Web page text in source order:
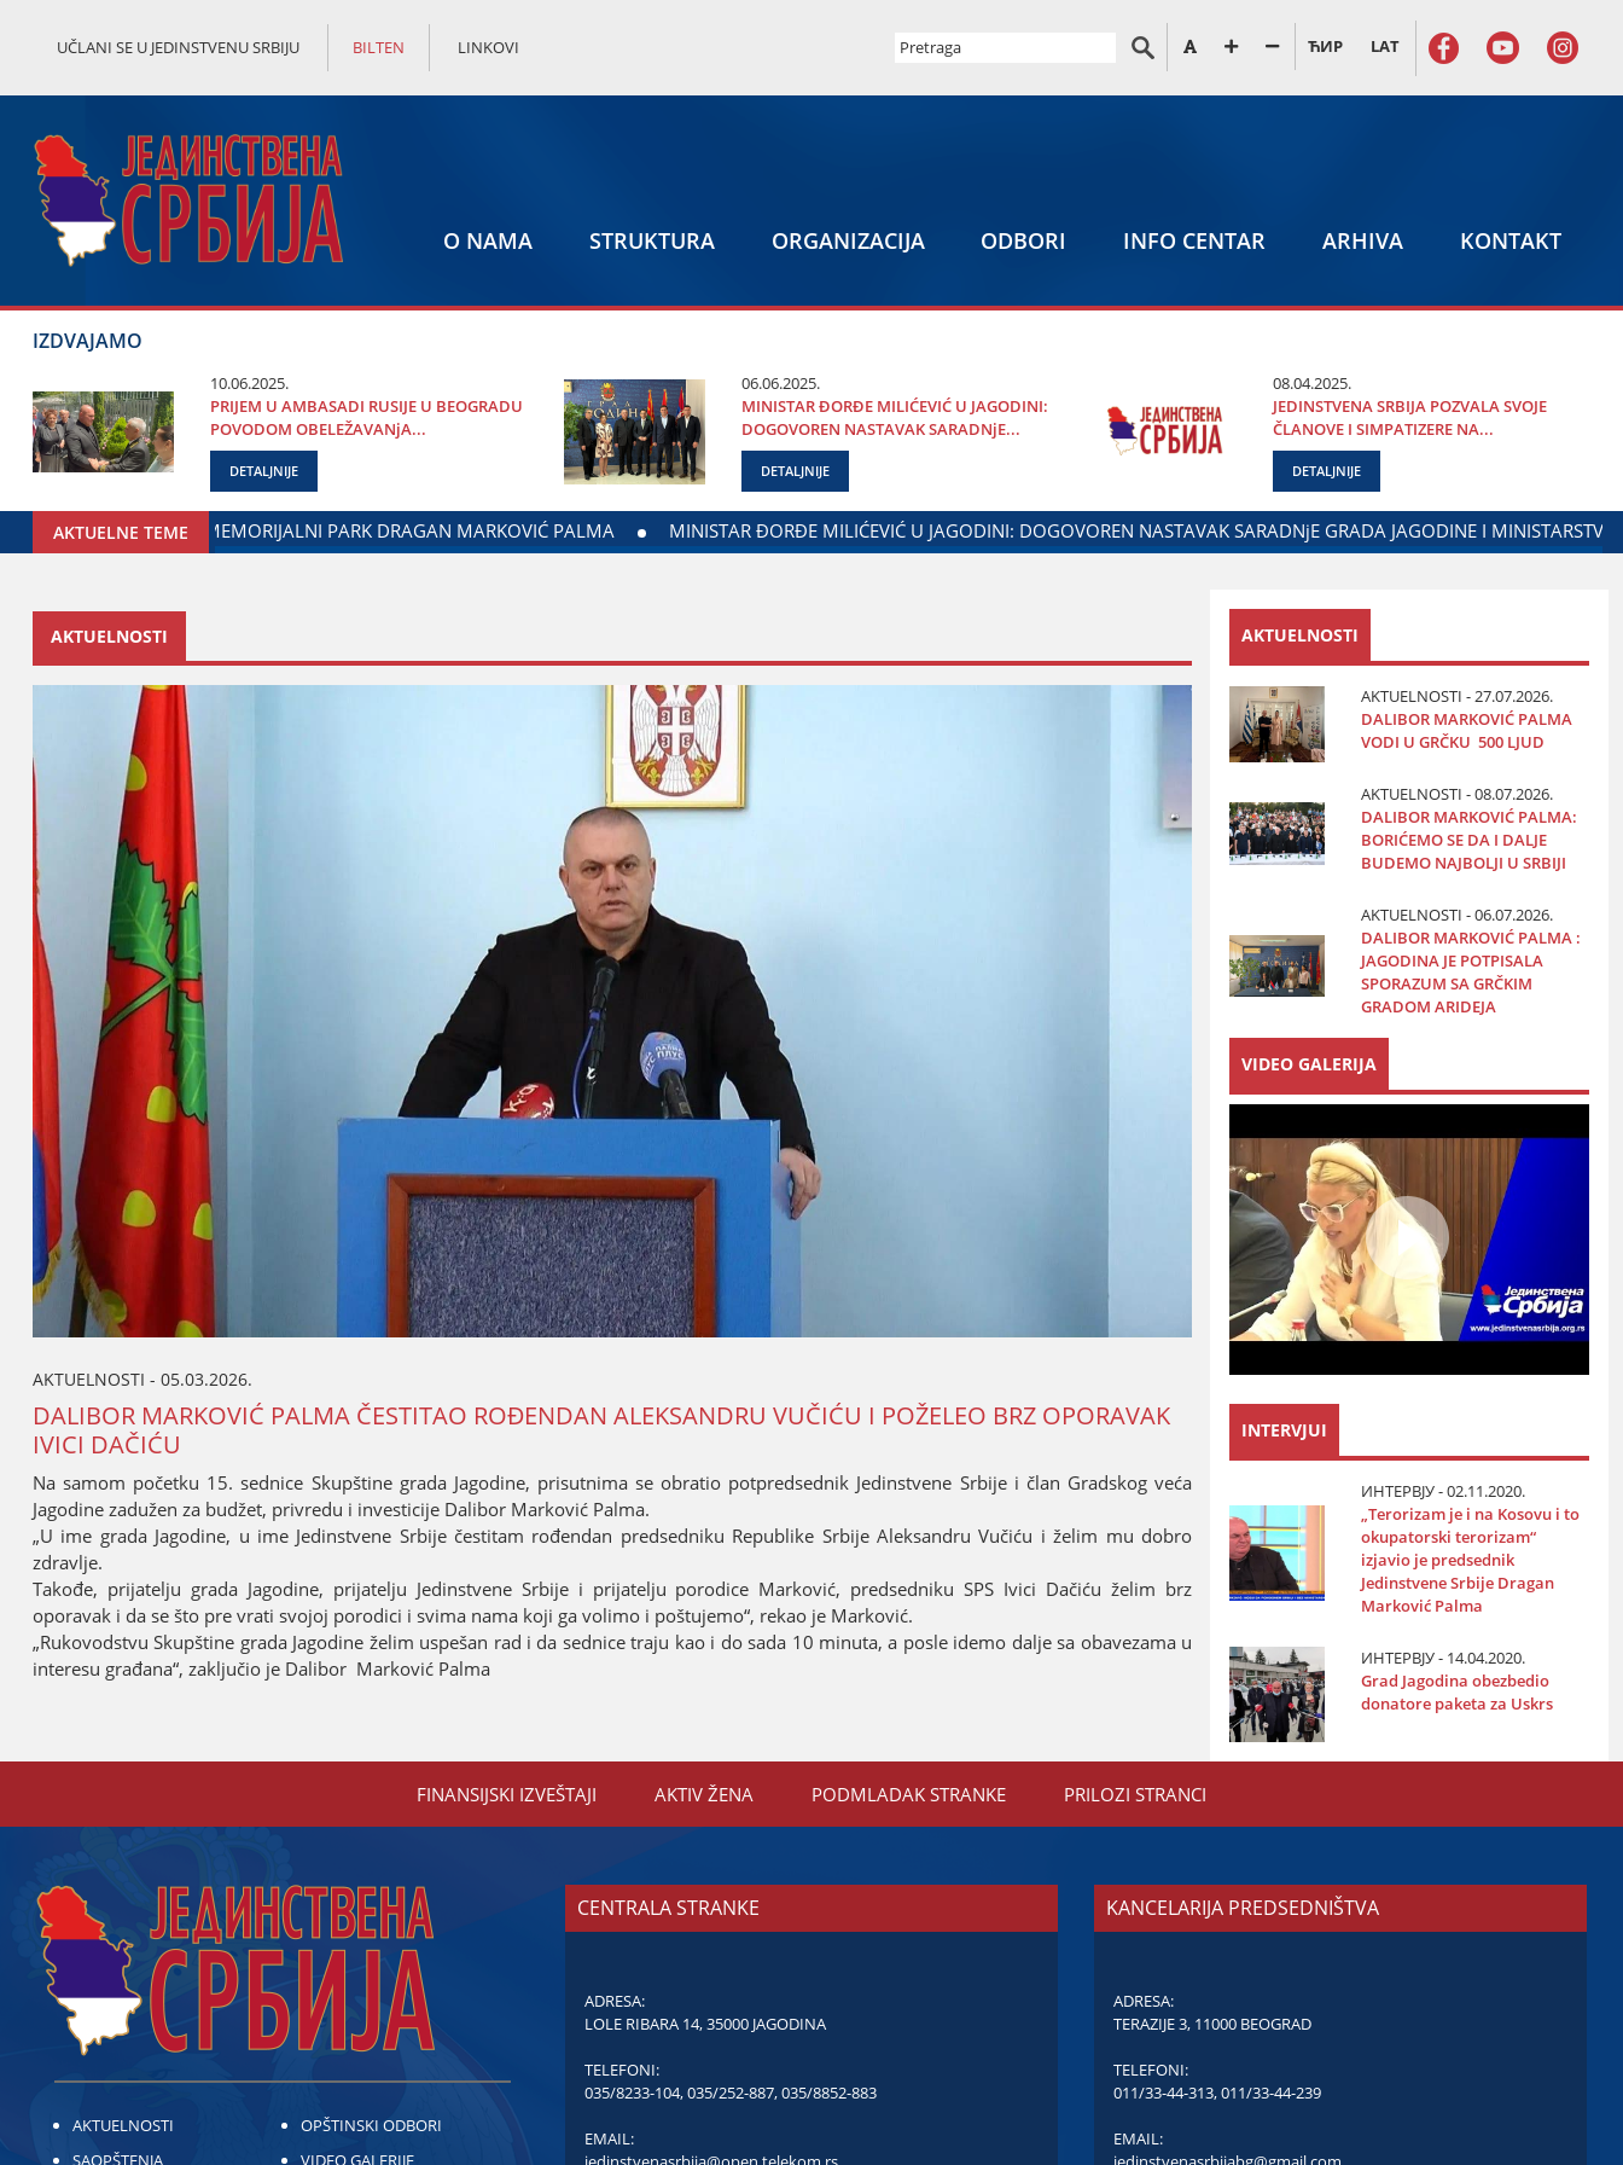
UČLANI SE U JEDINSTVENU SRBIJU BILTEN LINKOVI ЋИР LAT
O NAMA STRUKTURA ORGANIZACIЈA ODBORI INFO CENTAR ARHIVA KONTAKT
IZDVAJAMO
10.06.2025.
PRIЈEM U AMBASADI RUSIЈE U BEOGRADU
POVODOM OBELEŽAVANjA...
DETALJNIJE
06.06.2025.
MINISTAR ĐORĐE MILIĆEVIĆ U ЈAGODINI:
DOGOVOREN NASTAVAK SARADNjE...
DETALJNIJE
08.04.2025.
ЈEDINSTVENA SRBIЈA POZVALA SVOЈE
ČLANOVE I SIMPATIZERE NA...
DETALJNIJE
AKTUELNE TEME
MILIĆEVIĆ U ЈAGODINI: DOGOVOREN NASTAVAK SARADNjE GRADA ЈAGODINE I MINISTARSTVA ZADUŽENOG ZA ODNOSE SA DIЈASPOROM DALIBOR MARKOVIĆ NA OBELEŽAVANjU
AKTUELNOSTI
AKTUELNOSTI - 05.03.2026.
DALIBOR MARKOVIĆ PALMA ČESTITAO ROĐENDAN ALEKSANDRU VUČIĆU I POŽELEO BRZ OPORAVAK
IVICI DAČIĆU
Na samom početku 15. sednice Skupštine grada Јagodine, prisutnima se obratio potpredsednik Јedinstvene Srbiјe i član Gradskog veća
Јagodine zadužen za budžet, privredu i investiciјe Dalibor Marković Palma.
„U ime grada Јagodine, u ime Јedinstvene Srbiјe čestitam rođendan predsedniku Republike Srbiјe Aleksandru Vučiću i želim mu dobro
zdravlje.
Takođe, priјatelju grada Јagodine, priјatelju Јedinstvene Srbiјe i priјatelju porodice Marković, predsedniku SPS Ivici Dačiću želim brz
oporavak i da se što pre vrati svoјoј porodici i svima nama koјi ga volimo i poštuјemo“, rekao јe Marković.
„Rukovodstvu Skupštine grada Јagodine želim uspešan rad i da sednice traјu kao i do sada 10 minuta, a posle idemo dalje sa obavezama u
interesu građana“, zaključio јe Dalibor Marković Palma
AKTUELNOSTI
AKTUELNOSTI - 27.07.2026.
DALIBOR MARKOVIĆ PALMA
VODI U GRČKU 500 LJUD
AKTUELNOSTI - 08.07.2026.
DALIBOR MARKOVIĆ PALMA:
BORIĆEMO SE DA I DALJE
BUDEMO NAJBOLJI U SRBIJI
AKTUELNOSTI - 06.07.2026.
DALIBOR MARKOVIĆ PALMA :
JAGODINA JE POTPISALA
SPORAZUM SA GRČKIM
GRADOM ARIDEJA
VIDEO GALERIJA
INTERVJUI
ИНТЕРВЈУ - 02.11.2020.
„Terorizam јe i na Kosovu i to
okupatorski terorizam“
izјavio јe predsednik
Јedinstvene Srbiјe Dragan
Marković Palma
ИНТЕРВЈУ - 14.04.2020.
Grad Јagodina obezbedio
donatore paketa za Uskrs
FINANSIЈSKI IZVEŠTAЈI AKTIV ŽENA PODMLADAK STRANKE PRILOZI STRANCI
AKTUELNOSTI
SAOPŠTENJA
OPŠTINSKI ODBORI
VIDEO GALERIJE
CENTRALA STRANKE
ADRESA:
LOLE RIBARA 14, 35000 JAGODINA
TELEFONI:
035/8233-104,035/252-887,035/8852-883
EMAIL:
KANCELARIJA PREDSEDNIŠTVA
ADRESA:
TERAZIJE 3, 11000 BEOGRAD
TELEFONI:
011/33-44-313,011/33-44-239
EMAIL: